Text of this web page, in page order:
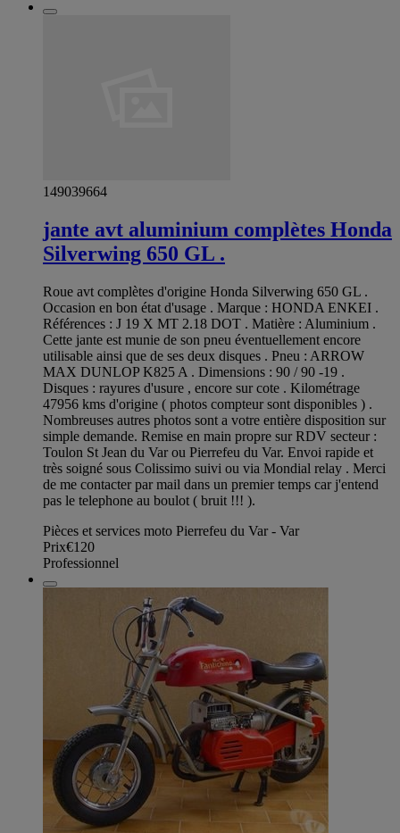
149039664
jante avt aluminium complètes Honda
Silverwing 650 GL .
Roue avt complètes d'origine Honda Silverwing 650 GL .
Occasion en bon état d'usage . Marque : HONDA ENKEI .
Références : J 19 X MT 2.18 DOT . Matière : Aluminium .
Cette jante est munie de son pneu éventuellement encore
utilisable ainsi que de ses deux disques . Pneu : ARROW
MAX DUNLOP K825 A . Dimensions : 90 / 90 -19 .
Disques : rayures d'usure , encore sur cote . Kilométrage
47956 kms d'origine ( photos compteur sont disponibles ) .
Nombreuses autres photos sont a votre entière disposition sur
simple demande. Remise en main propre sur RDV secteur :
Toulon St Jean du Var ou Pierrefeu du Var. Envoi rapide et
très soigné sous Colissimo suivi ou via Mondial relay . Merci
de me contacter par mail dans un premier temps car j'entend
pas le telephone au boulot ( bruit !!! ).
Pièces et services moto Pierrefeu du Var - Var
Prix€120
Professionnel